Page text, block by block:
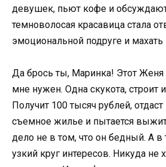
девушек, пьют кофе и
темноволосая красавица стала
эмоциональной подруге и махать
Да брось ты, Маринка! Этот Женя
мне нужен. Одна скукота, строит
Получит 100 тысяч рублей,
съемное жилье и пытается
дело не в том, что он бедный. А в
узкий круг интересов. Никуда не